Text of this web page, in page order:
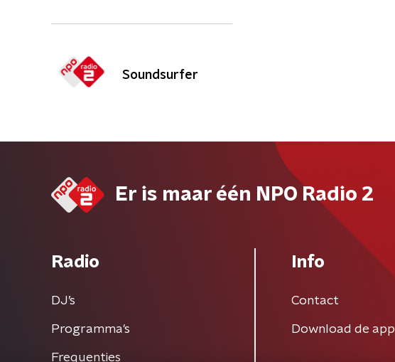
Soundsurfer
Er is maar één NPO Radio 2
Radio
DJ’s
Programma's
Frequenties
Info
Contact
Download de app